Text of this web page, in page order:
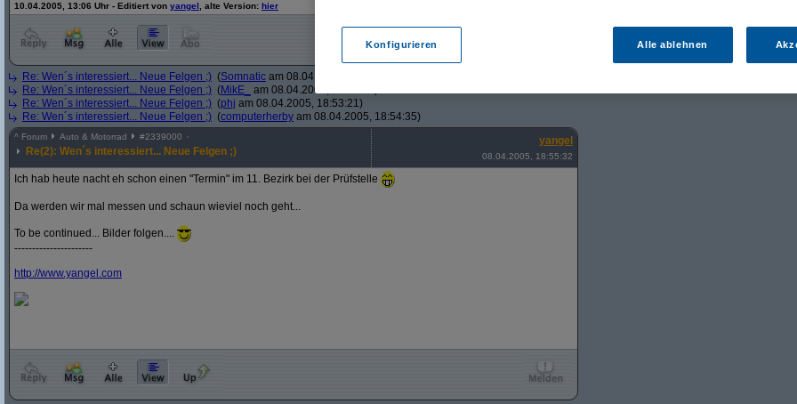
10.04.2005, 13:06 Uhr - Editiert von yangel , alte Version: hier
Re: Wen´s interessiert... Neue Felgen ;) (Somnatic am 08.04.2005, 18:52:38)
Re: Wen´s interessiert... Neue Felgen ;) (MikE_
am 08.04.2005, 18:53:05)
Re: Wen´s interessiert... Neue Felgen ;) (phj am 08.04.2005, 18:53:21)
Re: Wen´s interessiert... Neue Felgen ;) (computerherby am 08.04.2005, 18:54:35)
^ Forum Auto & Motorrad #2339000
Re(2): Wen´s interessiert... Neue Felgen ;)
yangel
08.04.2005, 18:55:32
Ich hab heute nacht eh schon einen "Termin" im 11. Bezirk bei der Prüfstelle
Da werden wir mal messen und schaun wieviel noch geht...
To be continued... Bilder folgen....
----------------------
http://www.yangel.com
Konfigurieren Alle ablehnen